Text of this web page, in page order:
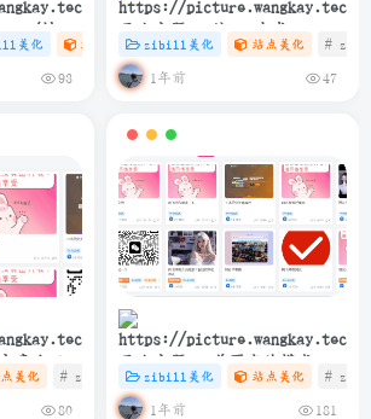
抖音
美化 站点美化 # 插件 # 站点美化 # 抖音
93
子比主题 – 纯PHP生成
sitemap.xml教程
zibill美化 站点美化 #
1年前 47
章小工具
美化 # zibll # C # 美化
80
子比主题 – 首页卡片模式一排
6个
zibill美化 站点美化 #
1年前 181